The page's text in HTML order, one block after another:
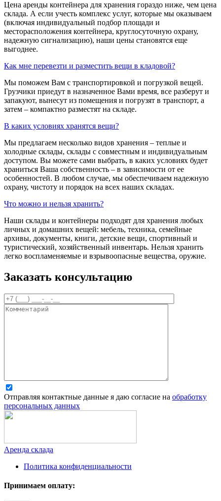
Цена аренды контейнера для хранения гораздо ниже, чем цена
склада. А если учесть комплекс услуг, которые мы оказываем
(включая индивидуальный подбор площади и
месторасположения контейнера, круглосуточную охрану,
надежную сигнализацию), наши цены становятся еще
выгоднее.
Как мне перевезти и разместить вещи в кладовой?
Мы поможем Вам с транспортировкой и погрузкой вещей.
Грузчики приедут в назначенное Вами время, все разберут и
запакуют, вынесут из помещения и погрузят в транспорт, а
затем – компактно разместят на складе.
В каких условиях хранятся вещи?
Мы предлагаем несколько видов хранения – теплые и
холодные склады, склады с совместным и индивидуальным
доступом. Вы можете сами выбрать, в каких условиях будет
храниться Ваша собственность – в зависимости от ее
особенностей. В любом случае, мы обеспечиваем надежную
охрану, чистоту и порядок на всех наших складах.
Что можно и нельзя хранить?
Наши склады и контейнеры подходят для хранения любых
личных и домашних вещей: мебель, техника, семейные
архивы, документы, книги, детские вещи, спортивный и
туристический, хозяйственный инвентарь. Нельзя хранить
легко воспламеняемые и взрывоопасные вещества, оружие.
Заказать консультацию
Отправляя контактные данные я даю согласие на обработку
персональных данных
Аренда склада
Политика конфиденциальности
Принимаем оплату: